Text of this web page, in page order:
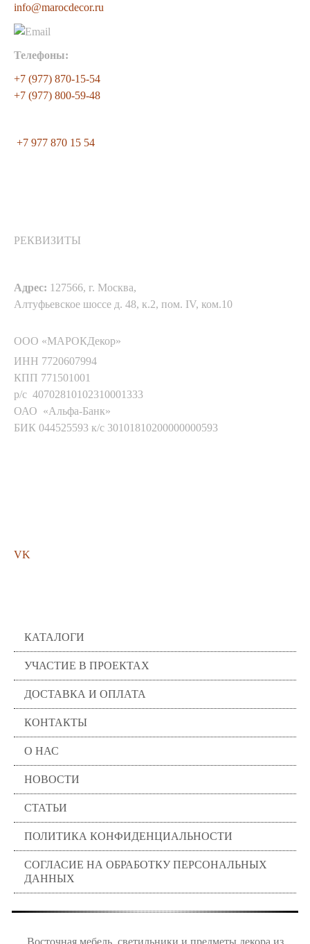
info@marocdecor.ru
Телефоны:
+7 (977) 870-15-54
+7 (977) 800-59-48
+7 977 870 15 54
РЕКВИЗИТЫ
Адрес: 127566, г. Москва,
Алтуфьевское шоссе д. 48, к.2, пом. IV, ком.10
ООО «МАРОКДекор»
ИНН 7720607994
КПП 771501001
р/с 40702810102310001333
ОАО «Альфа-Банк»
БИК 044525593 к/с 30101810200000000593
VK
КАТАЛОГИ
УЧАСТИЕ В ПРОЕКТАХ
ДОСТАВКА И ОПЛАТА
КОНТАКТЫ
О НАС
НОВОСТИ
СТАТЬИ
ПОЛИТИКА КОНФИДЕНЦИАЛЬНОСТИ
СОГЛАСИЕ НА ОБРАБОТКУ ПЕРСОНАЛЬНЫХ
ДАННЫХ
Восточная мебель, светильники и предметы декора из